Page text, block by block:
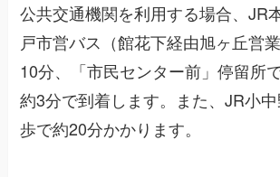
公共交通機関を利用する場合、JR
戸市営バス（館花下経由旭ヶ丘営
10分、「市民センター前」停留所
約3分で到着します。また、JR小
歩で約20分かかります。